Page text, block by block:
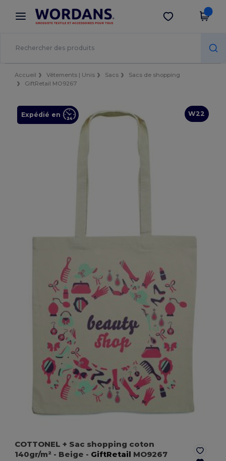
× Appli Wordans
Meilleurs prix sur l’app !
Obtenir l'appli
Accueil Vêtements | Unis Sacs
Sacs de shopping
GiftRetail MO9267
W22
Expédié en
COTTONEL + Sac shopping coton
140gr/m² - Beige - GiftRetail MO9267